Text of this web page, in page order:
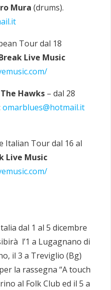
Mura (drums).
Tour dal 18
Live Music
Hawks – dal 28
omarblues@hotmail.it
Italian Tour dal 16 al
Live Music
dal 1 al 5 dicembre
l’1 a Lugagnano di
il 3 a Treviglio (Bg)
la rassegna “A touch
al Folk Club ed il 5 a